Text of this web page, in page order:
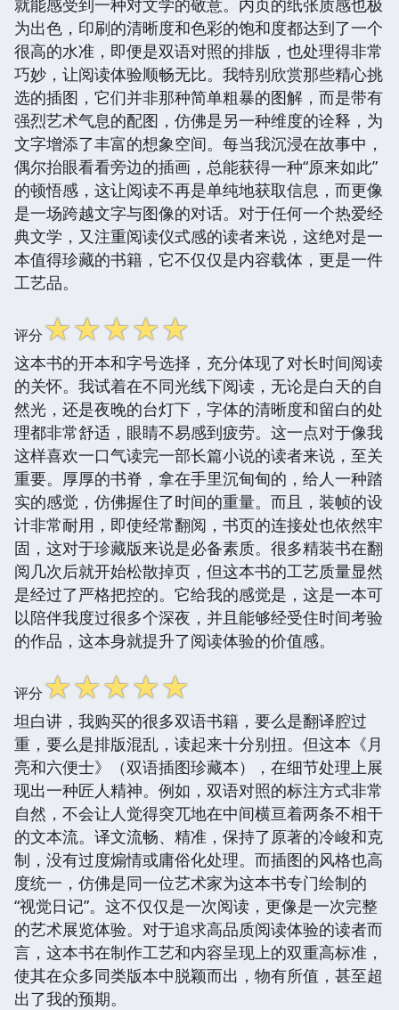
就能感受到一种对文学的敬意。内页的纸张质感也极
为出色，印刷的清晰度和色彩的饱和度都达到了一个
很高的水准，即便是双语对照的排版，也处理得非常
巧妙，让阅读体验顺畅无比。我特别欣赏那些精心挑
选的插图，它们并非那种简单粗暴的图解，而是带有
强烈艺术气息的配图，仿佛是另一种维度的诠释，为
文字增添了丰富的想象空间。每当我沉浸在故事中，
偶尔抬眼看看旁边的插画，总能获得一种“原来如此”
的顿悟感，这让阅读不再是单纯地获取信息，而更像
是一场跨越文字与图像的对话。对于任何一个热爱经
典文学，又注重阅读仪式感的读者来说，这绝对是一
本值得珍藏的书籍，它不仅仅是内容载体，更是一件
工艺品。
评分☆☆☆☆☆
这本书的开本和字号选择，充分体现了对长时间阅读
的关怀。我试着在不同光线下阅读，无论是白天的自
然光，还是夜晚的台灯下，字体的清晰度和留白的处
理都非常舒适，眼睛不易感到疲劳。这一点对于像我
这样喜欢一口气读完一部长篇小说的读者来说，至关
重要。厚厚的书脊，拿在手里沉甸甸的，给人一种踏
实的感觉，仿佛握住了时间的重量。而且，装帧的设
计非常耐用，即使经常翻阅，书页的连接处也依然牢
固，这对于珍藏版来说是必备素质。很多精装书在翻
阅几次后就开始松散掉页，但这本书的工艺质量显然
是经过了严格把控的。它给我的感觉是，这是一本可
以陪伴我度过很多个深夜，并且能够经受住时间考验
的作品，这本身就提升了阅读体验的价值感。
评分☆☆☆☆☆
坦白讲，我购买的很多双语书籍，要么是翻译腔过
重，要么是排版混乱，读起来十分别扭。但这本《月
亮和六便士》（双语插图珍藏本），在细节处理上展
现出一种匠人精神。例如，双语对照的标注方式非常
自然，不会让人觉得突兀地在中间横亘着两条不相干
的文本流。译文流畅、精准，保持了原著的冷峻和克
制，没有过度煽情或庸俗化处理。而插图的风格也高
度统一，仿佛是同一位艺术家为这本书专门绘制的
“视觉日记”。这不仅仅是一次阅读，更像是一次完整
的艺术展览体验。对于追求高品质阅读体验的读者而
言，这本书在制作工艺和内容呈现上的双重高标准，
使其在众多同类版本中脱颖而出，物有所值，甚至超
出了我的预期。